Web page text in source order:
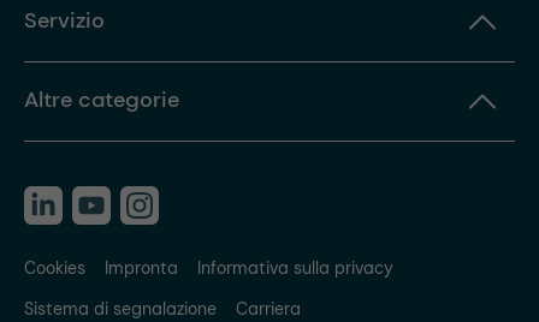
Servizio
Altre categorie
Cookies Impronta
Informativa sulla privacy
Sistema di segnalazione
Carriera